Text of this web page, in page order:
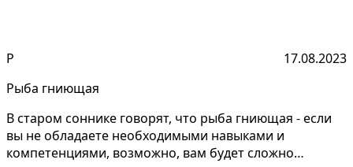
Р
17.08.2023
Рыба гниющая
В старом соннике говорят, что рыба гниющая - если
вы не обладаете необходимыми навыками и
компетенциями, возможно, вам будет сложно